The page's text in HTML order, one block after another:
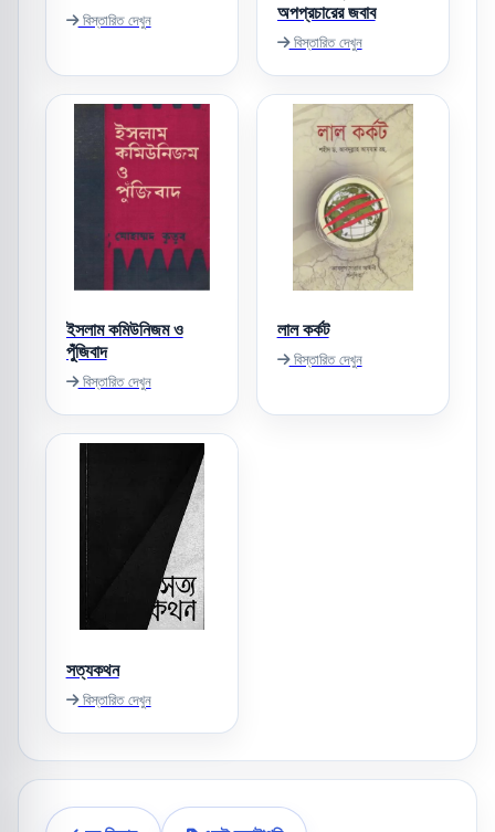
বিস্তারিত দেখুন
অপপ্রচারের জবাব
বিস্তারিত দেখুন
ইসলাম কমিউনিজম ও
পুঁজিবাদ
বিস্তারিত দেখুন
লাল কর্কট
বিস্তারিত দেখুন
সত্যকথন
বিস্তারিত দেখুন